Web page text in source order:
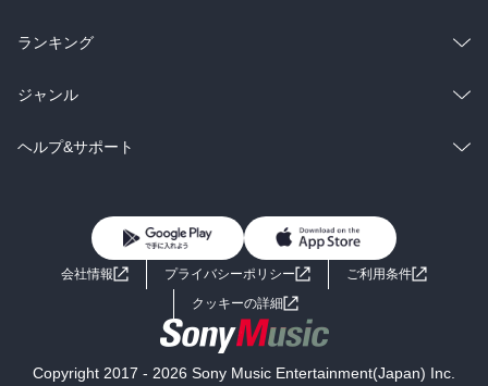
雑誌・グラビア
BL・TL
ラノベ
雑誌・グラビア
BL・TL
総合
ラノベ
雑誌・グラビア
ランキング
総合
ラノベ
ジャンル
コミック
ライトノベル 男子向けラノベ
小説
海外小説
ヘルプ&サポート
よくあるご質問 お問い合わせ
会社情報 プライバシーポリシー
ご利用条件
クッキーの詳細
Copyright 2017 - 2026 Sony Music Entertainment(Japan) Inc.